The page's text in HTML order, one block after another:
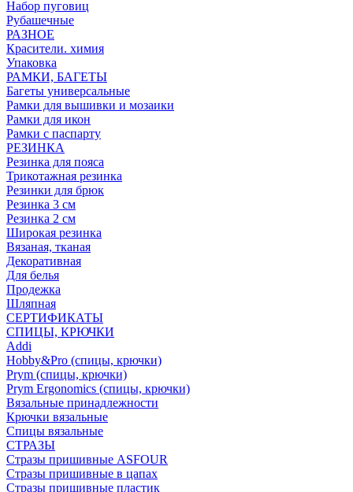
Набор пуговиц
Рубашечные
РАЗНОЕ
Красители. химия
Упаковка
РАМКИ, БАГЕТЫ
Багеты универсальные
Рамки для вышивки и мозаики
Рамки для икон
Рамки с паспарту
РЕЗИНКА
Резинка для пояса
Трикотажная резинка
Резинки для брюк
Резинка 3 см
Резинка 2 см
Широкая резинка
Вязаная, тканая
Декоративная
Для белья
Продежка
Шляпная
СЕРТИФИКАТЫ
СПИЦЫ, КРЮЧКИ
Addi
Hobby&Pro (спицы, крючки)
Prym (спицы, крючки)
Prym Ergonomics (спицы, крючки)
Вязальные принадлежности
Крючки вязальные
Спицы вязальные
СТРАЗЫ
Стразы пришивные ASFOUR
Стразы пришивные в цапах
Стразы пришивные пластик